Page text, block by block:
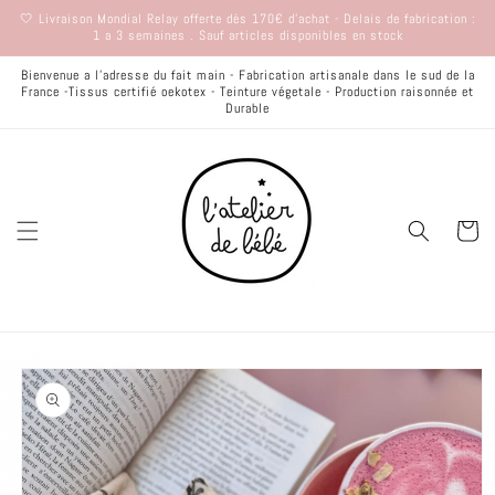
passer
🤍 Livraison Mondial Relay offerte dès 170€ d'achat - Delais de fabrication :
1 a 3 semaines . Sauf articles disponibles en stock
Bienvenue a l'adresse du fait main - Fabrication artisanale dans le sud de la
France -Tissus certifié oekotex - Teinture végetale - Production raisonnée et
Durable
Panier
Passer aux
informations
produits